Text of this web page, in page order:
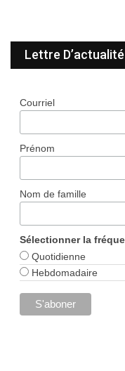
Lettre
Courriel
Prénom
Nom de famille
Sélectionner la
Quotidienne
Hebdomadaire